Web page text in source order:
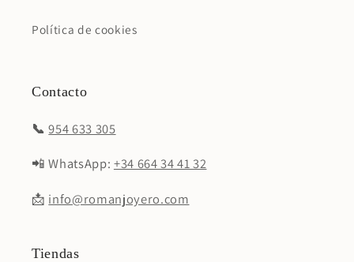
Política de cookies
Contacto
📞954 633 305
📲 WhatsApp: +34 664 34 41 32
📩 info@romanjoyero.com
Tiendas